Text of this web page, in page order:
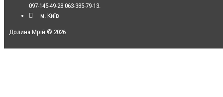
097-145-49-28 063-385-79-13.
м. Київ
Долина Мрій © 2026